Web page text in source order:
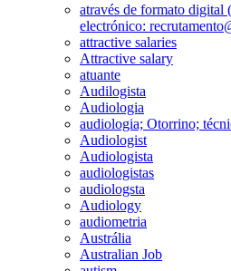
através de formato digital
electrónico:
attractive salaries
Attractive salary
atuante
Audilogista
Audiologia
audiologia; Otorrino;
Audiologist
Audiologista
audiologistas
audiologsta
Audiology
audiometria
Austrália
Australian Job